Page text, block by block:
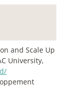
and Scale Up
University,